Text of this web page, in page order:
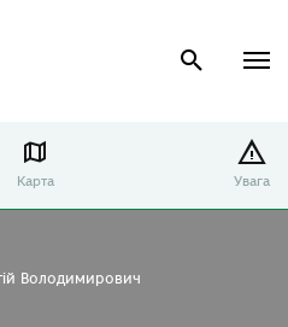
Карта Увага
Володимирович